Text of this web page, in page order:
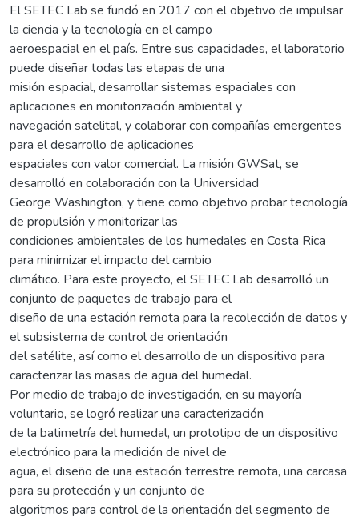
El SETEC Lab se fundó en 2017 con el objetivo de impulsar
la ciencia y la tecnología en el campo
aeroespacial en el país. Entre sus capacidades, el laboratorio
puede diseñar todas las etapas de una
misión espacial, desarrollar sistemas espaciales con
aplicaciones en monitorización ambiental y
navegación satelital, y colaborar con compañías emergentes
para el desarrollo de aplicaciones
espaciales con valor comercial. La misión GWSat, se
desarrolló en colaboración con la Universidad
George Washington, y tiene como objetivo probar tecnología
de propulsión y monitorizar las
condiciones ambientales de los humedales en Costa Rica
para minimizar el impacto del cambio
climático. Para este proyecto, el SETEC Lab desarrolló un
conjunto de paquetes de trabajo para el
diseño de una estación remota para la recolección de datos y
el subsistema de control de orientación
del satélite, así como el desarrollo de un dispositivo para
caracterizar las masas de agua del humedal.
Por medio de trabajo de investigación, en su mayoría
voluntario, se logró realizar una caracterización
de la batimetría del humedal, un prototipo de un dispositivo
electrónico para la medición de nivel de
agua, el diseño de una estación terrestre remota, una carcasa
para su protección y un conjunto de
algoritmos para control de la orientación del segmento de